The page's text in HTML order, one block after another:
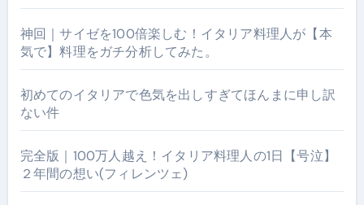
神回｜サイゼを100倍楽しむ！イタリア料理人が【本
気で】料理をガチ分析してみた。
初めてのイタリアで色気を出しすぎてほんまに申し訳
ない件
完全版｜100万人越え！イタリア料理人の1日【号泣】
２年間の想い(フィレンツェ)